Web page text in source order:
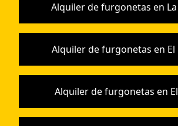
Alquiler de furgonetas en
Alquiler de furgonetas en El
Alquiler de furgonetas en